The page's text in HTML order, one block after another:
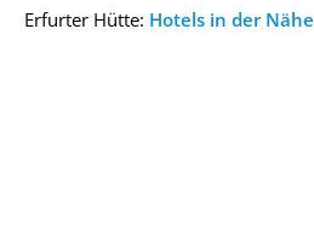
Erfurter Hütte: Hotels in der Nähe